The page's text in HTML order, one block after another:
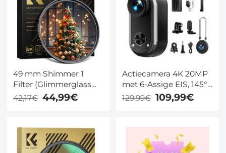
telefoonstandaard met
draadloze
afstandsbediening,
compatibel met
iPhone, Android en
camera
49 mm Shimmer 1
Filter (Glimmerglass
Filter) Microlight
Spiegel, Shimmer
Optisch Glas
Waterdichte Groene
Film Nano-X Serie
42,17€ 44,99€
Actiecamera 4K 20MP
met 6-Assige EIS, 145°
Groothoek, WiFi en 30
m Behuizing
129,99€ 109,99€